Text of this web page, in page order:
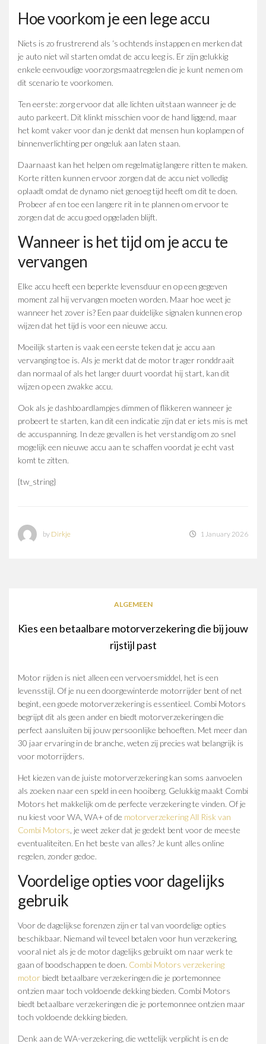
Hoe voorkom je een lege accu
Niets is zo frustrerend als ‘s ochtends instappen en merken dat
je auto niet wil starten omdat de accu leeg is. Er zijn gelukkig
enkele eenvoudige voorzorgsmaatregelen die je kunt nemen om
dit scenario te voorkomen.
Ten eerste: zorg ervoor dat alle lichten uitstaan wanneer je de
auto parkeert. Dit klinkt misschien voor de hand liggend, maar
het komt vaker voor dan je denkt dat mensen hun koplampen of
binnenverlichting per ongeluk aan laten staan.
Daarnaast kan het helpen om regelmatig langere ritten te maken.
Korte ritten kunnen ervoor zorgen dat de accu niet volledig
oplaadt omdat de dynamo niet genoeg tijd heeft om dit te doen.
Probeer af en toe een langere rit in te plannen om ervoor te
zorgen dat de accu goed opgeladen blijft.
Wanneer is het tijd om je accu te
vervangen
Elke accu heeft een beperkte levensduur en op een gegeven
moment zal hij vervangen moeten worden. Maar hoe weet je
wanneer het zover is? Een paar duidelijke signalen kunnen erop
wijzen dat het tijd is voor een nieuwe accu.
Moeilijk starten is vaak een eerste teken dat je accu aan
vervanging toe is. Als je merkt dat de motor trager ronddraait
dan normaal of als het langer duurt voordat hij start, kan dit
wijzen op een zwakke accu.
Ook als je dashboardlampjes dimmen of flikkeren wanneer je
probeert te starten, kan dit een indicatie zijn dat er iets mis is met
de accuspanning. In deze gevallen is het verstandig om zo snel
mogelijk een nieuwe accu aan te schaffen voordat je echt vast
komt te zitten.
{tw_string}
by Dirkje 1 January 2026
ALGEMEEN
Kies een betaalbare motorverzekering die bij jouw
rijstijl past
Motor rijden is niet alleen een vervoersmiddel, het is een
levensstijl. Of je nu een doorgewinterde motorrijder bent of net
begint, een goede motorverzekering is essentieel. Combi Motors
begrijpt dit als geen ander en biedt motorverzekeringen die
perfect aansluiten bij jouw persoonlijke behoeften. Met meer dan
30 jaar ervaring in de branche, weten zij precies wat belangrijk is
voor motorrijders.
Het kiezen van de juiste motorverzekering kan soms aanvoelen
als zoeken naar een speld in een hooiberg. Gelukkig maakt Combi
Motors het makkelijk om de perfecte verzekering te vinden. Of je
nu kiest voor WA, WA+ of de motorverzekering All Risk van
Combi Motors , je weet zeker dat je gedekt bent voor de meeste
eventualiteiten. En het beste van alles? Je kunt alles online
regelen, zonder gedoe.
Voordelige opties voor dagelijks
gebruik
Voor de dagelijkse forenzen zijn er tal van voordelige opties
beschikbaar. Niemand wil teveel betalen voor hun verzekering,
vooral niet als je de motor dagelijks gebruikt om naar werk te
gaan of boodschappen te doen. Combi Motors verzekering
motor biedt betaalbare verzekeringen die je portemonnee
ontzien maar toch voldoende dekking bieden. Combi Motors
biedt betaalbare verzekeringen die je portemonnee ontzien maar
toch voldoende dekking bieden.
Denk aan de WA-verzekering, die wettelijk verplicht is en de